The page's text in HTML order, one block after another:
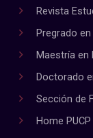
Revista
Pregrado
Maestría en
Doctorado
Sección de
Home PUCP